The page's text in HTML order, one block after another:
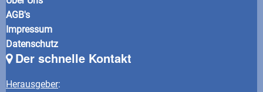
AGB's
Impressum
Datenschutz
Der schnelle Kontakt
Herausgeber: